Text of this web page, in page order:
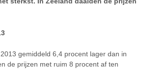
gemiddeld 6,4 procent lager dan in
de prijzen met ruim 8 procent af ten